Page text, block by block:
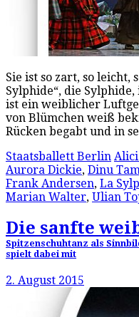
Sie ist so zart, so leicht,
Sylphide“, die
ist ein weiblicher
von Blümchen weiß
Rücken begabt und in
Staatsballett Berlin
Aurora Dickie, Dinu
Frank Andersen, La
Marian Walter, Ulian
Die sanfte
Spitzenschuhtanz als
spielt dabei mit
2. August 2015